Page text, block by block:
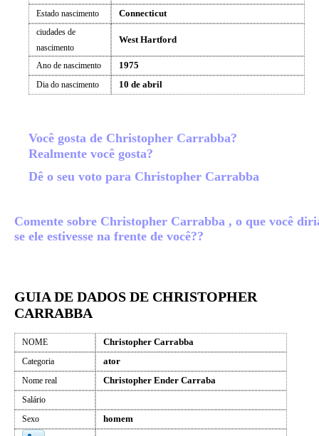
Estado nascimento Connecticut
ciudades de
nascimento
West Hartford
Ano de nascimento 1975
Dia do nascimento 10 de abril
Você gosta de Christopher Carrabba?
Realmente você gosta?
Dê o seu voto para Christopher Carrabba
Comente sobre Christopher Carrabba , o que você
se ele estivesse na frente de você??
GUIA DE DADOS DE CHRISTOPHER
CARRABBA
NOME Christopher Carrabba
Categoria ator
Nome real Christopher Ender Carraba
Salário
Sexo
homem